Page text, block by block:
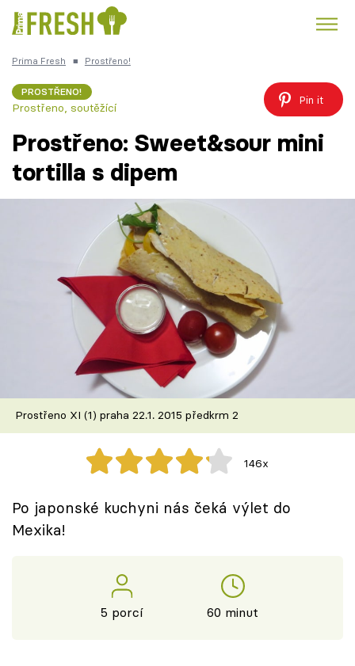
Česká kuchyně
Recepty
Články
TV Program
Škola vaření
Recepty z TV
Speciál: Cuketa
Sledujte prima+
Prima Fresh ■ Prostřeno!
PROSTŘENO!
Prostřeno, soutěžící
Pin it
Prostřeno: Sweet&sour mini
tortilla s dipem
Prostřeno XI (1) praha 22.1. 2015 předkrm 2
146x
Po japonské kuchyni nás čeká výlet do
Mexika!
5 porcí 60 minut